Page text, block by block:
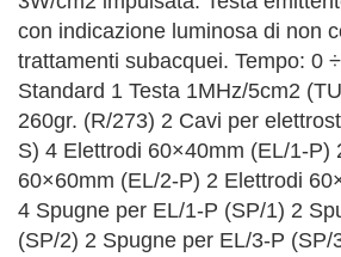
con indicazione luminosa di non
trattamenti subacquei. Tempo: 0
Standard 1 Testa 1MHz/5cm2
260gr. (R/273) 2 Cavi per
S) 4 Elettrodi 60×40mm (EL/1-P)
60×60mm (EL/2-P) 2 Elettrodi
4 Spugne per EL/1-P (SP/1) 2
(SP/2) 2 Spugne per EL/3-P (SP/